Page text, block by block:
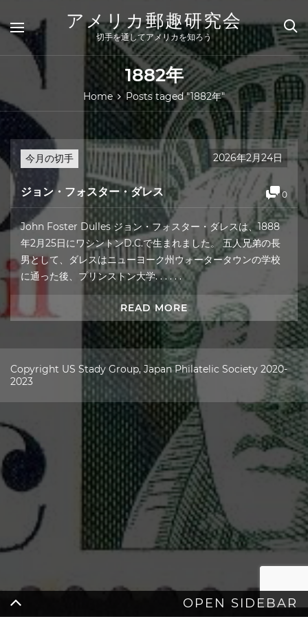
content
アメリカ郵趣研究会
切手を通してアメリカを知ろう
1882年
Home Posts taged "1882年"
今月の切手 2026年2月24日
ジョン・フォスター・ダレス 0
John Foster Dulles ジョン・フォスター・ダレスは、1888
年2月25日にワシントンD.C.で生まれました。 五人兄弟の長
男として、ダレスはニューヨーク州ウォータータウンの学校
に通った後、プリンストン大学. . . . . .
READ MORE
OPEN SIDEBAR
Copyright US Stady Group, Japan Philatelic Society 2020-
2023